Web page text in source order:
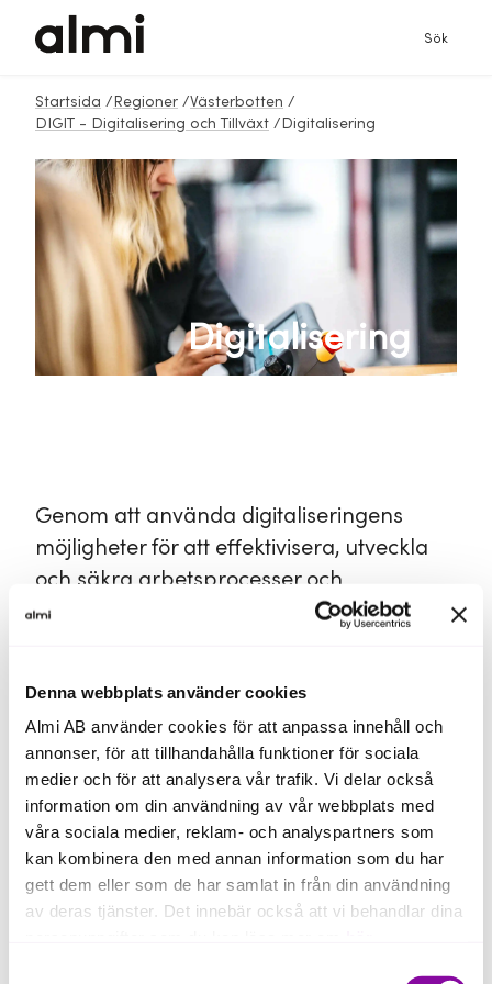
Denna webbplats använder cookies
Almi AB använder cookies för att anpassa innehåll och
annonser, för att tillhandahålla funktioner för sociala
medier och för att analysera vår trafik. Vi delar också
information om din användning av vår webbplats med
våra sociala medier, reklam- och analyspartners som
kan kombinera den med annan information som du har
gett dem eller som de har samlat in från din användning
av deras tjänster. Det innebär också att vi behandlar dina
Sök
Startsida / Regioner /Västerbotten /
DIGIT - Digitalisering och Tillväxt / Digitalisering
Digitalisering
Genom att använda digitaliseringens
möjligheter för att effektivisera, utveckla
och säkra arbetsprocesser och
resursutnyttjande stärks företagets
Projektet kan bidra med rådgivning och
stöd inom områden som
processoptimering, extern/intern
datadelning och uppkopplade maskiner
med IoT.